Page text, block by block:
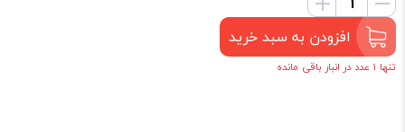
افزودن به سبد خرید
تنها 1 عدد در انبار باقی مانده